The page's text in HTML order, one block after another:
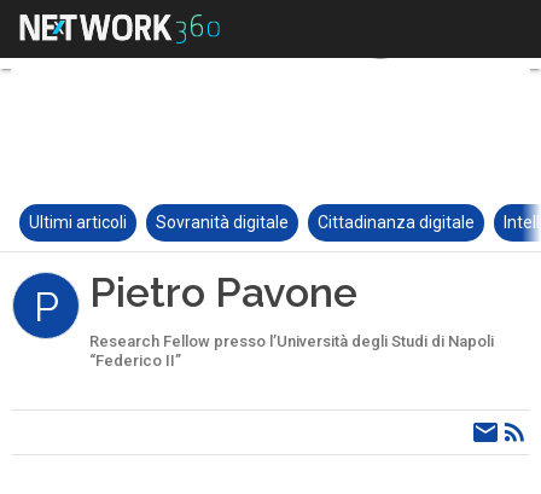
Ultimi articoli Sovranità digitale Cittadinanza digitale
P Pietro Pavone
Research Fellow presso l’Università degli Studi di Napoli
“Federico II”